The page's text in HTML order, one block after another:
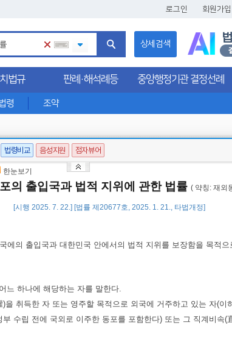
로그인 회원가입
글씨크기확대
글씨크기확대초기화
글씨크기축소
상세검색
령 조약
법규 판례·해석례등 중앙행정기관 결정선례
법령비교 음성지원 점자뷰어
한눈보기
의 출입국과 법적 지위에 관한 법률 ( 약칭: 재외
[시행 2025. 7. 22.] [법률 제20677호, 2025. 1. 21., 타법개정]
에의 출입국과 대한민국 안에서의 법적 지위를 보장함을 목적으
느 하나에 해당하는 자를 말한다.
취득한 자 또는 영주할 목적으로 외국에 거주하고 있는 자(이
수립 전에 국외로 이주한 동포를 포함한다) 또는 그 직계비속(